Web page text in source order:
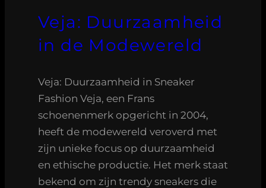
Veja: Duurzaamheid
in de Modewereld
Veja: Duurzaamheid in Sneaker
Fashion Veja, een Frans
schoenenmerk opgericht in 2004,
heeft de modewereld veroverd met
zijn unieke focus op duurzaamheid
en ethische productie. Het merk staat
bekend om zijn trendy sneakers die